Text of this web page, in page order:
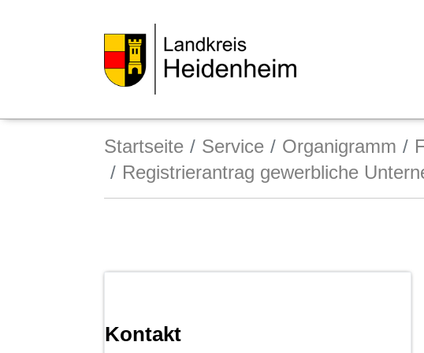
Startseite Service Organigramm
Registrierantrag gewerbliche
Kontakt